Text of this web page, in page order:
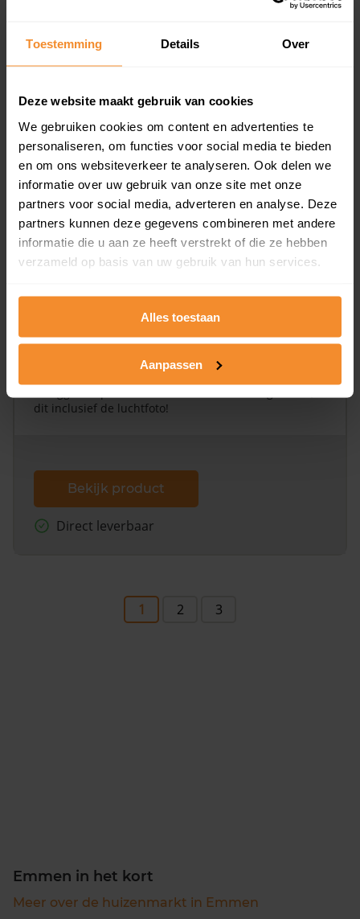
Toestemming Details Over
Deze website maakt gebruik van cookies
We gebruiken cookies om content en advertenties te
personaliseren, om functies voor social media te bieden
en om ons websiteverkeer te analyseren. Ook delen we
informatie over uw gebruik van onze site met onze
partners voor social media, adverteren en analyse. Deze
partners kunnen deze gegevens combineren met andere
informatie die u aan ze heeft verstrekt of die ze hebben
verzameld op basis van uw gebruik van hun services.
Alles toestaan
Aanpassen
Koopsommenoverzicht (1 jaar gratis
Inclusief 1 jaar gratis updates
en koopdatum) binnen een postcodegebied. Dit
koopsommen.
Bekijk product
Direct leverbaar
Kadastrale kaart pakket
Alleen globale ligging perceel
dit inclusief de luchtfoto!
Bekijk product
Direct leverbaar
1 2 3
Emmen in het kort
Meer over de huizenmarkt in Emmen